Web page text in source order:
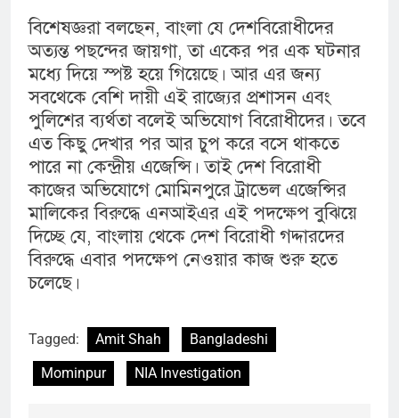
বিশেষজ্ঞরা বলছেন, বাংলা যে দেশবিরোধীদের
অত্যন্ত পছন্দের জায়গা, তা একের পর এক ঘটনার
মধ্যে দিয়ে স্পষ্ট হয়ে গিয়েছে। আর এর জন্য
সবথেকে বেশি দায়ী এই রাজ্যের প্রশাসন এবং
পুলিশের ব্যর্থতা বলেই অভিযোগ বিরোধীদের। তবে
এত কিছু দেখার পর আর চুপ করে বসে থাকতে
পারে না কেন্দ্রীয় এজেন্সি। তাই দেশ বিরোধী
কাজের অভিযোগে মোমিনপুরে ট্রাভেল এজেন্সির
মালিকের বিরুদ্ধে এনআইএর এই পদক্ষেপ বুঝিয়ে
দিচ্ছে যে, বাংলায় থেকে দেশ বিরোধী গদ্দারদের
বিরুদ্ধে এবার পদক্ষেপ নেওয়ার কাজ শুরু হতে
চলেছে।
Tagged: Amit Shah
Bangladeshi
Mominpur
NIA Investigation